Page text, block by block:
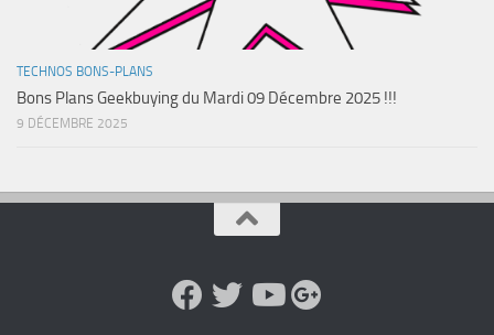
TECHNOS BONS-PLANS
Bons Plans Geekbuying du Mardi 09 Décembre 2025 !!!
9 DÉCEMBRE 2025